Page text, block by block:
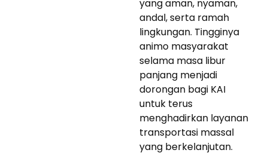
yang aman, nyaman,
andal, serta ramah
lingkungan. Tingginya
animo masyarakat
selama masa libur
panjang menjadi
dorongan bagi KAI
untuk terus
menghadirkan layanan
transportasi massal
yang berkelanjutan.